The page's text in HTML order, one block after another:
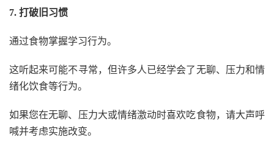
7. 打破旧习惯
通过食物掌握学习行为。
这听起来可能不寻常，但许多人已经学会了无聊、压力和情
绪化饮食等行为。
如果您在无聊、压力大或情绪激动时喜欢吃食物，请大声呼
喊并考虑实施改变。